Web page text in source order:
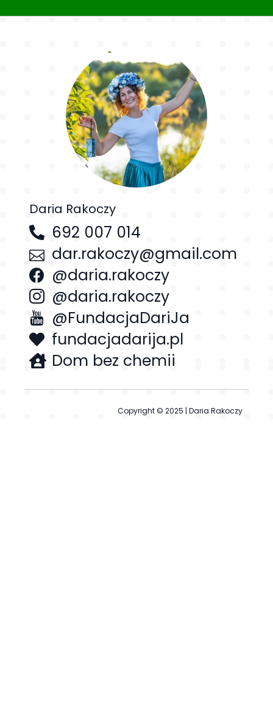
Daria Rakoczy
692 007 014
dar.rakoczy@gmail.com
@daria.rakoczy
@daria.rakoczy
@FundacjaDariJa
fundacjadarija.pl
Dom bez chemii
Copyright © 2025 | Daria Rakoczy